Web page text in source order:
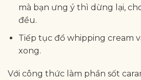
mà bạn ưng ý thì dừng lại,
đều.
Tiếp tục đổ whipping cream
xong.
Với công thức làm phần sốt